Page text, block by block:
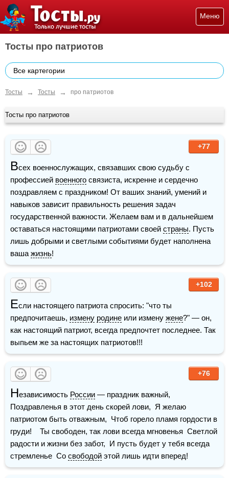
Меню
Тосты про патриотов
Все картегории
Тосты → Тосты → про патриотов
Тосты про патриотов
+77
Всех военнослужащих, связавших свою судьбу с
профессией военного связиста, искренне и сердечно
поздравляем с праздником! От ваших знаний, умений и
навыков зависит правильность решения задач
государственной важности. Желаем вам и в дальнейшем
оставаться настоящими патриотами своей страны. Пусть
лишь добрыми и светлыми событиями будет наполнена
ваша жизнь!
+102
Если настоящего патриота спросить: "что ты
предпочитаешь, измену родине или измену жене?" — он,
как настоящий патриот, всегда предпочтет последнее. Так
выпьем же за настоящих патриотов!!!
+76
Независимость России — праздник важный,
Поздравленья в этот день скорей лови,  Я желаю
патриотом быть отважным,  Чтоб горело пламя гордости в
груди!    Ты свободен, так лови всегда мгновенья  Светлой
радости и жизни без забот,  И пусть будет у тебя всегда
стремленье  Со свободой этой лишь идти вперед!